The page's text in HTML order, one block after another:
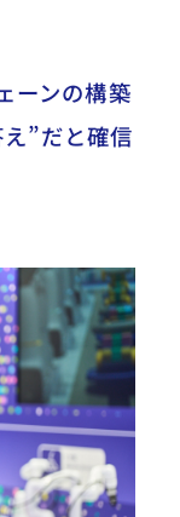
ーンの構築
”だと確信